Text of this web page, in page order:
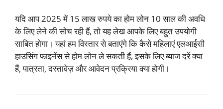
यदि आप 2025 में 15 लाख रुपये का होम लोन 10 साल की अवधि
के लिए लेने की सोच रही हैं, तो यह लेख आपके लिए बहुत उपयोगी
साबित होगा। यहां हम विस्तार से बताएंगे कि कैसे महिलाएं एलआईसी
हाउसिंग फाइनेंस से होम लोन ले सकती हैं, इसके लिए ब्याज दरें क्या
हैं, पात्रता, दस्तावेज़ और आवेदन प्रक्रिया क्या होगी।